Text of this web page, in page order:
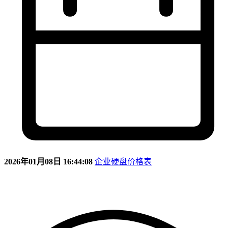
2026年01月08日 16:44:08 企业硬盘价格表